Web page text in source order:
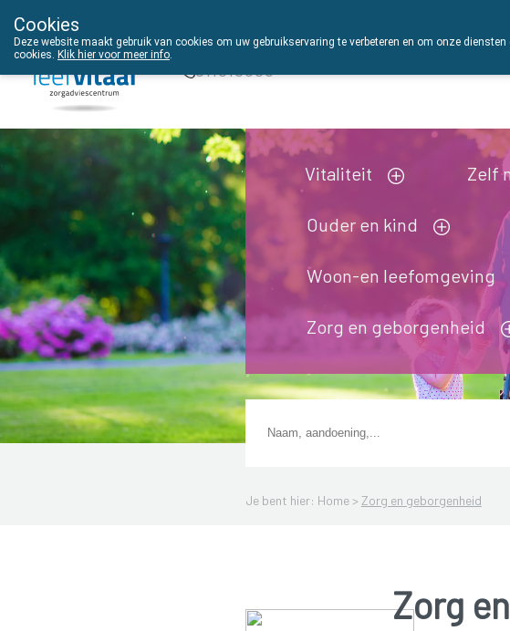
THUISZORGADVIES
011610303
Vitaliteit Zelf
Ouder en kind
Woon-en leefomgeving
Zorg en geborgenheid
Je bent hier: Home > Zorg en geborgenheid
Zorg
Cookies
Deze website maakt gebruik van cookies om uw gebruikservaring te verbeteren en om onze
cookies. Klik hier voor meer info.